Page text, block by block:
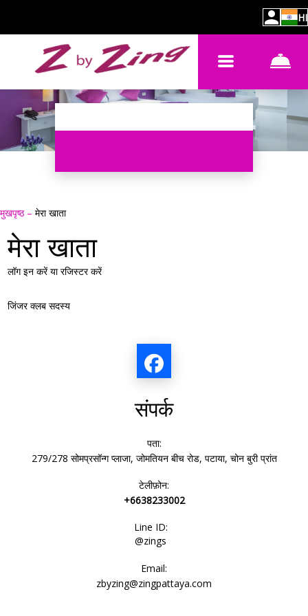
HI
मुखपृष्ठ – मेरा खाता
मेरा खाता
लॉग इन करें या रजिस्टर करें
जिंजर क्लब सदस्य
संपर्क
पता:
279/278 सोमप्रसॉन्ग प्लाजा, जोमतियन बीच रोड, पटाया, चोन बुरी प्रांत
टेलीफ़ोन:
+6638233002
Line ID:
@zings
Email:
zbyzing@zingpattaya.com